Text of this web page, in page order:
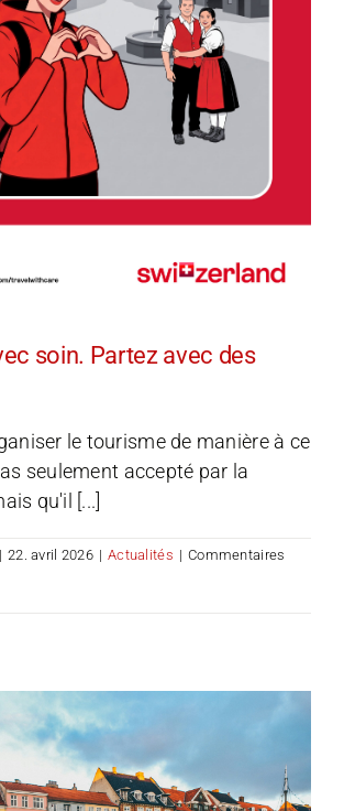
soin. Partez avec des
le tourisme de manière à ce
seulement accepté par la
qu'il [...]
| 22. avril 2026 | Actualités | Commentaires